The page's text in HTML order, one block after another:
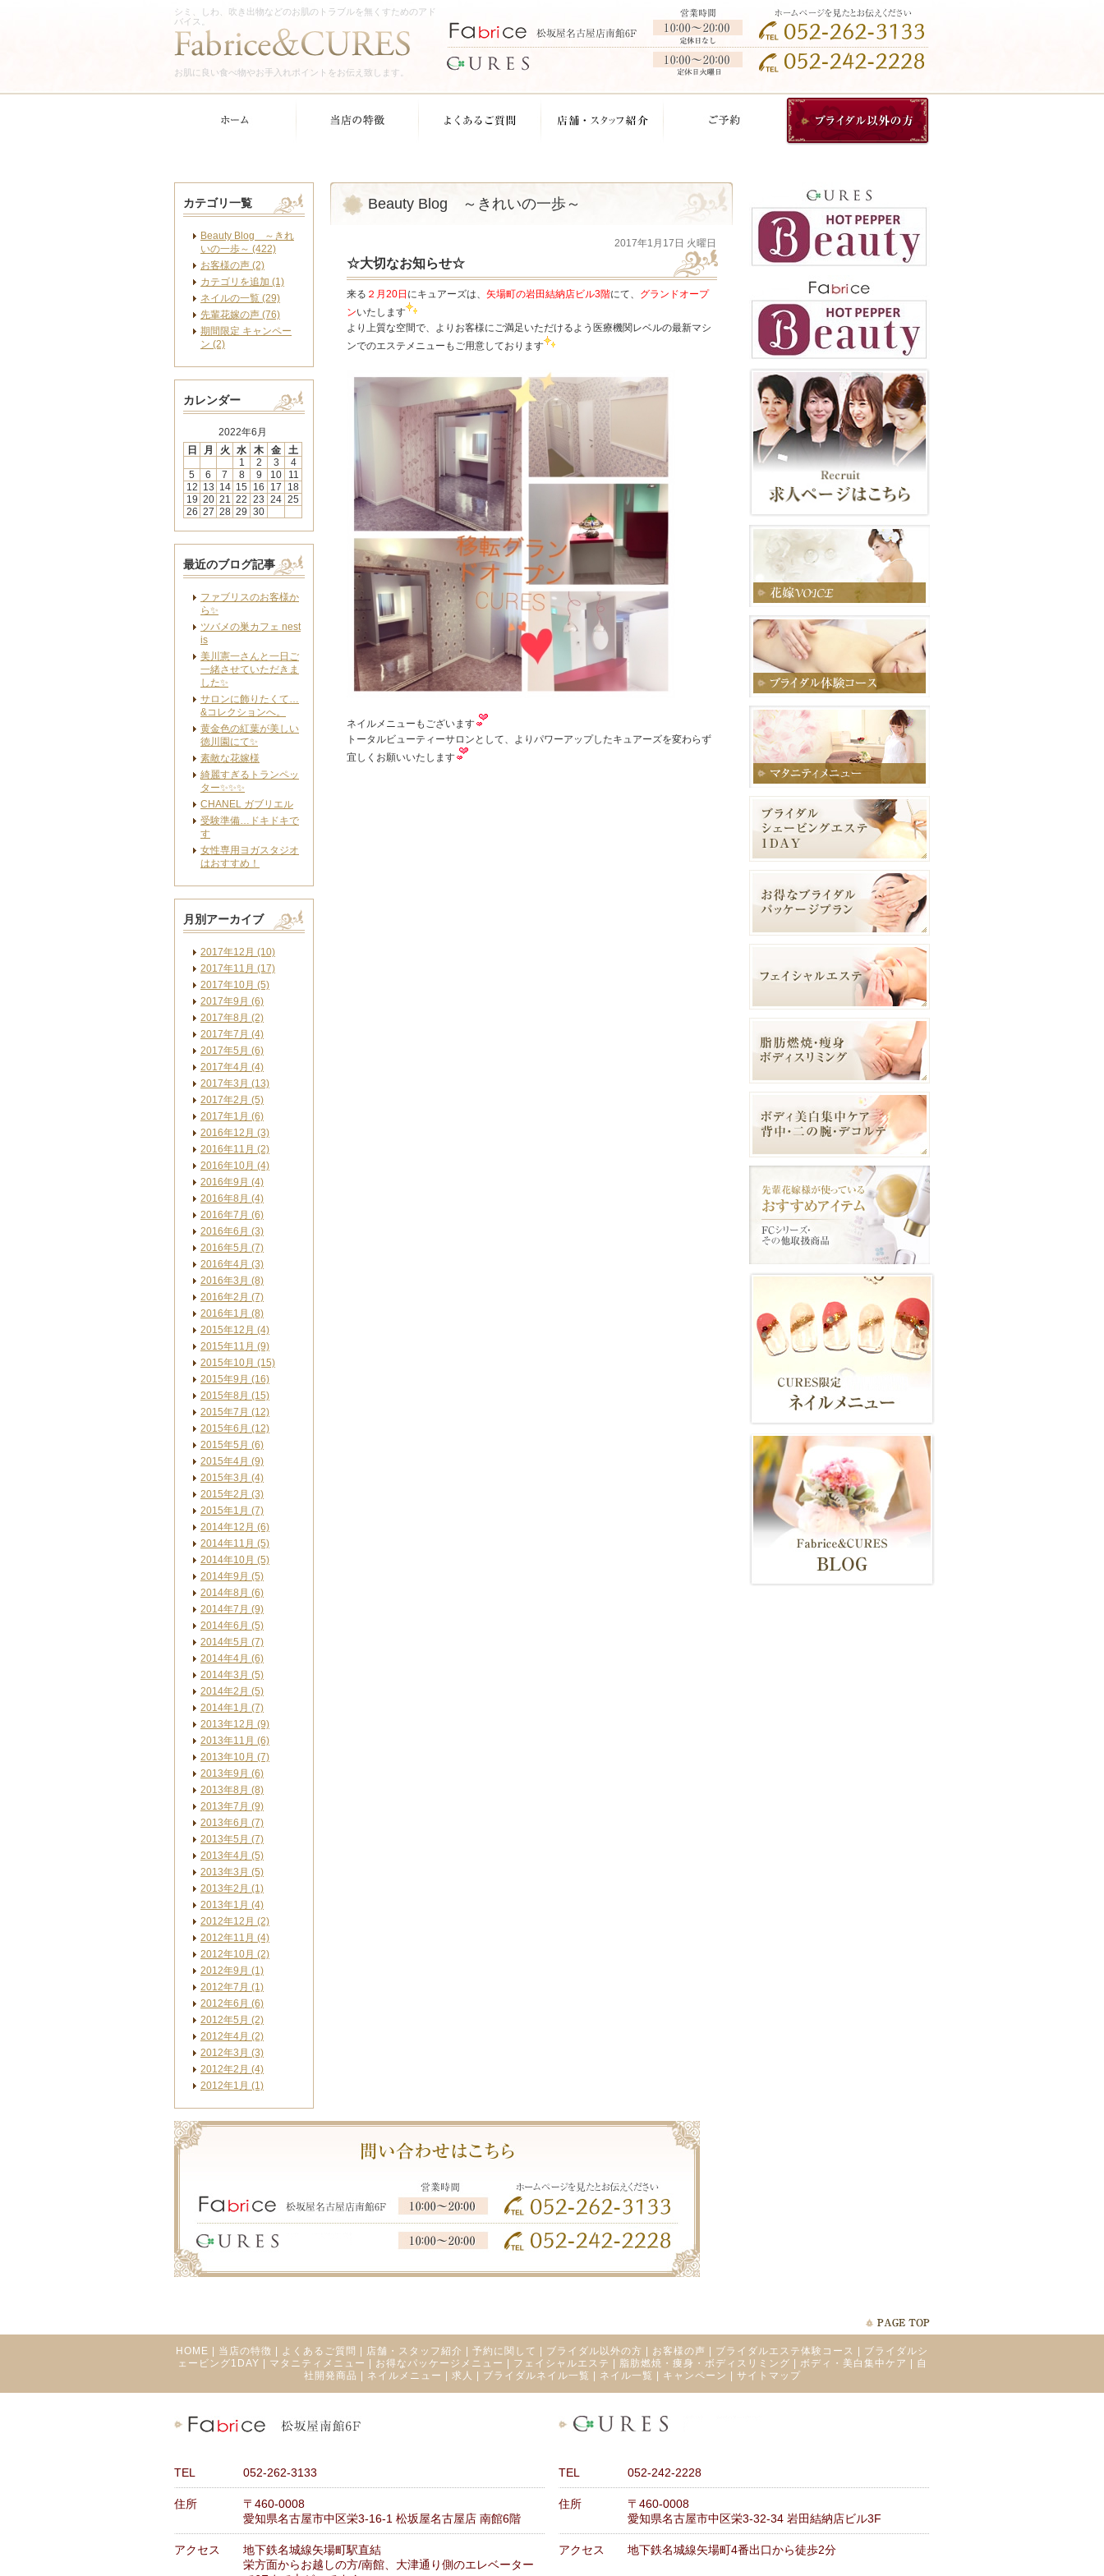
シミ、しわ、吹き出物などのお肌のトラブルを無くすためのアド
バイス。
お肌に良い食べ物やお手入れポイントをお伝え致します。
Beauty Blog ～きれいの一歩～
2017年1月17日 火曜日
☆大切なお知らせ☆
来る ２月20日 にキュアーズは、 矢場町の岩田結納店ビル3階にて、 グランドオープ
ンいたします
より上質な空間で、よりお客様にご満足いただけるよう医療機関レベルの最新マシ
ンでのエステメニューもご用意しております
ネイルメニューもございます
トータルビューティーサロンとして、よりパワーアップしたキュアーズを変わらず
宜しくお願いいたします
カテゴリ一覧
Beauty Blog ～きれ
いの一歩～ (422)
お客様の声 (2)
カテゴリを追加 (1)
ネイルの一覧 (29)
先輩花嫁の声 (76)
期間限定 キャンペー
ン (2)
カレンダー
2022年6月
日
月 火 水 木 金
土
1
2 3
4
5
6 7 8 9 10
11
12 13 14 15 16 17
18
19 20 21 22 23 24 25
26 27 28 29 30
最近のブログ記事
ファブリスのお客様か
ら✨
ツバメの巣カフェ nest
is
美川憲一さんと一日ご
一緒させていただきま
した✨
サロンに飾りたくて…
&コレクションへ。
黄金色の紅葉が美しい
徳川園にて✨
素敵な花嫁様
綺麗すぎるトランペッ
ター✨✨✨
CHANEL ガブリエル
受験準備…ドキドキで
す
女性専用ヨガスタジオ
はおすすめ！
月別アーカイブ
2017年12月 (10)
2017年11月 (17)
2017年10月 (5)
2017年9月 (6)
2017年8月 (2)
2017年7月 (4)
2017年5月 (6)
2017年4月 (4)
2017年3月 (13)
2017年2月 (5)
2017年1月 (6)
2016年12月 (3)
2016年11月 (2)
2016年10月 (4)
2016年9月 (4)
2016年8月 (4)
2016年7月 (6)
2016年6月 (3)
2016年5月 (7)
2016年4月 (3)
2016年3月 (8)
2016年2月 (7)
2016年1月 (8)
2015年12月 (4)
2015年11月 (9)
2015年10月 (15)
2015年9月 (16)
2015年8月 (15)
2015年7月 (12)
2015年6月 (12)
2015年5月 (6)
2015年4月 (9)
2015年3月 (4)
2015年2月 (3)
2015年1月 (7)
2014年12月 (6)
2014年11月 (5)
2014年10月 (5)
2014年9月 (5)
2014年8月 (6)
2014年7月 (9)
2014年6月 (5)
2014年5月 (7)
2014年4月 (6)
2014年3月 (5)
2014年2月 (5)
2014年1月 (7)
2013年12月 (9)
2013年11月 (6)
2013年10月 (7)
2013年9月 (6)
2013年8月 (8)
2013年7月 (9)
2013年6月 (7)
2013年5月 (7)
2013年4月 (5)
2013年3月 (5)
2013年2月 (1)
2013年1月 (4)
2012年12月 (2)
2012年11月 (4)
2012年10月 (2)
2012年9月 (1)
2012年7月 (1)
2012年6月 (6)
2012年5月 (2)
2012年4月 (2)
2012年3月 (3)
2012年2月 (4)
2012年1月 (1)
HOME 当店の特徴 よくあるご質問 店舗・スタッフ紹介 予約に関して ブライダル以外の方 お客様の声 ブライダルエステ体験コース
ブライダルシ
ェービング1DAY
マタニティメニュー お得なパッケージメニュー フェイシャルエステ 脂肪燃焼・痩身・ボディスリミング ボディ・美白集中ケア
自
社開発商品
ネイルメニュー 求人 ブライダルネイル一覧 ネイル一覧 キャンペーン サイトマップ
TEL 052-262-3133 TEL 052-242-2228
住所
〒460-0008
愛知県名古屋市中区栄3-16-1 松坂屋名古屋店 南館6階
住所
〒460-0008
愛知県名古屋市中区栄3-32-34 岩田結納店ビル3F
アクセス
地下鉄名城線矢場町駅直結
栄方面からお越しの方/南館、大津通り側のエレベーター
アクセス 地下鉄名城線矢場町4番出口から徒歩2分